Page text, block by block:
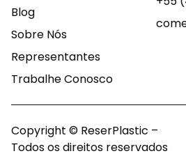
Blog
Sobre Nós
Representantes
Trabalhe Conosco
Copyright © ReserPlastic –
Todos os direitos reservados